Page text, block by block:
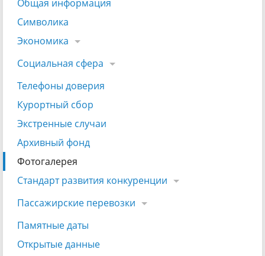
Общая информация
Символика
Экономика
Социальная сфера
Телефоны доверия
Курортный сбор
Экстренные случаи
Архивный фонд
Фотогалерея
Стандарт развития конкуренции
Пассажирские перевозки
Памятные даты
Открытые данные